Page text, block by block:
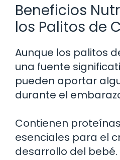
Beneficios
los Palitos de
Aunque los palitos
una fuente
pueden aportar
durante el
Contienen
esenciales para el
desarrollo del bebé.